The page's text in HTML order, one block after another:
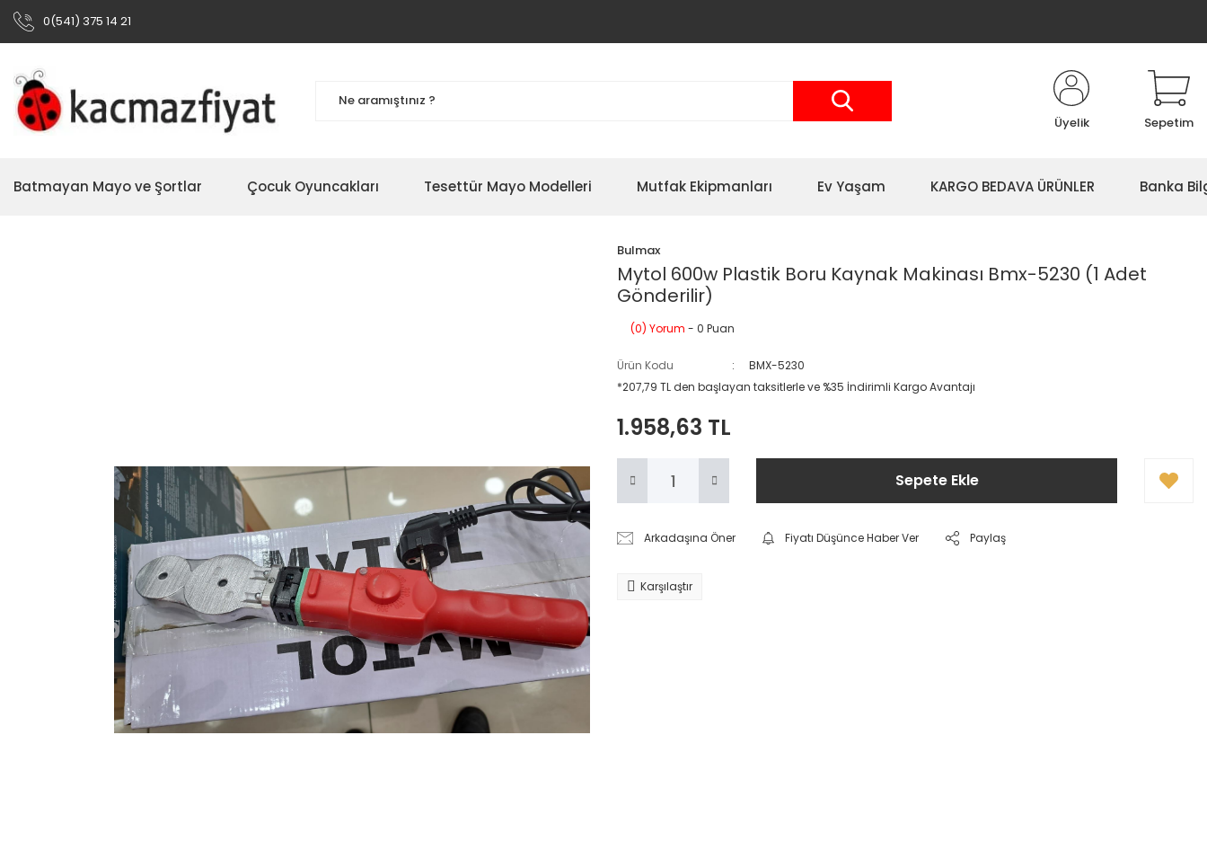
0(541) 375 14 21
Üyelik Sepetim
Batmayan Mayo ve Şortlar Çocuk Oyuncakları Tesettür Mayo Modelleri Mutfak Ekipmanları Ev Yaşam KARGO BEDAVA ÜRÜNLER Banka
Bulmax
Mytol 600w Plastik Boru Kaynak Makinası Bmx-5230 (1 Adet
Gönderilir)
(0) Yorum - 0 Puan
Ürün Kodu
BMX-5230
*207,79 TL den başlayan taksitlerle ve %35 İndirimli Kargo Avantajı
1.958,63 TL
Sepete Ekle
Arkadaşına Öner Fiyatı Düşünce Haber Ver Paylaş
Karşılaştır